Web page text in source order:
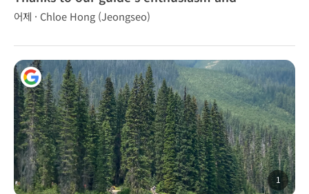
dedication.
어제 · Chloe Hong (Jeongseo)
1